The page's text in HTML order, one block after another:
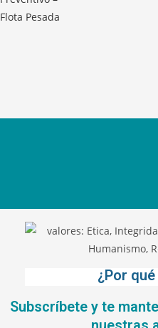
¿Por qué
Subscríbete y te